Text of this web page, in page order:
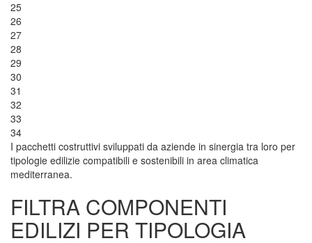
25
26
27
28
29
30
31
32
33
34
I pacchetti costruttivi sviluppati da aziende in sinergia tra loro per
tipologie edilizie compatibili e sostenibili in area climatica
mediterranea.
FILTRA COMPONENTI
EDILIZI PER TIPOLOGIA